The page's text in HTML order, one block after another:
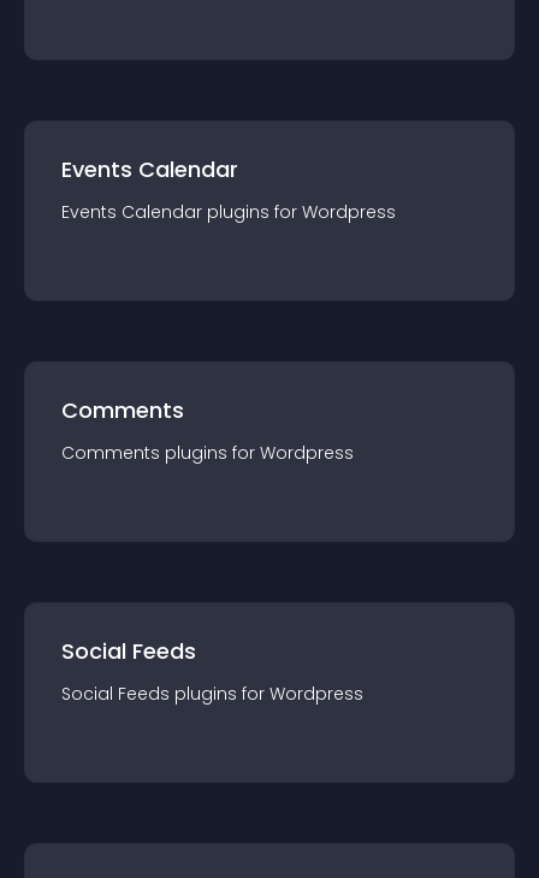
Events Calendar
Events Calendar plugins for Wordpress
Comments
Comments plugins for Wordpress
Social Feeds
Social Feeds plugins for Wordpress